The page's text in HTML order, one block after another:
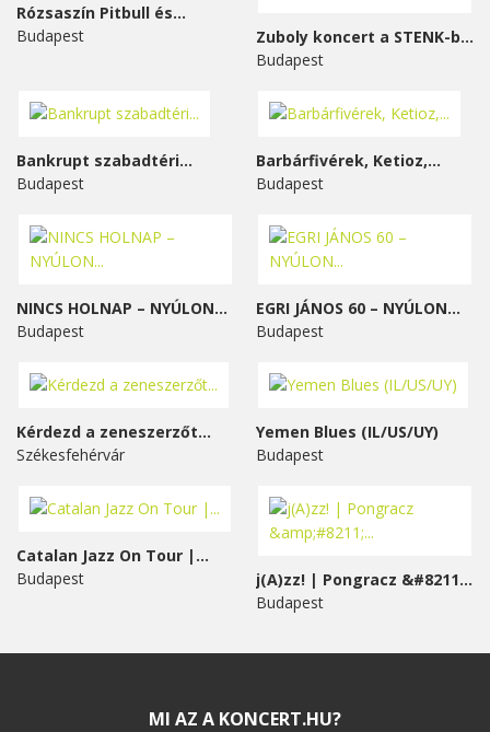
Rózsaszín Pitbull és...
Budapest
Zuboly koncert a STENK-ben
Budapest
Bankrupt szabadtéri...
Budapest
Barbárfivérek, Ketioz,...
Budapest
NINCS HOLNAP – NYÚLON...
Budapest
EGRI JÁNOS 60 – NYÚLON...
Budapest
Kérdezd a zeneszerzőt...
Székesfehérvár
Yemen Blues (IL/US/UY)
Budapest
Catalan Jazz On Tour |...
Budapest
j(A)zz! | Pongracz &#8211;...
Budapest
MI AZ A KONCERT.HU?